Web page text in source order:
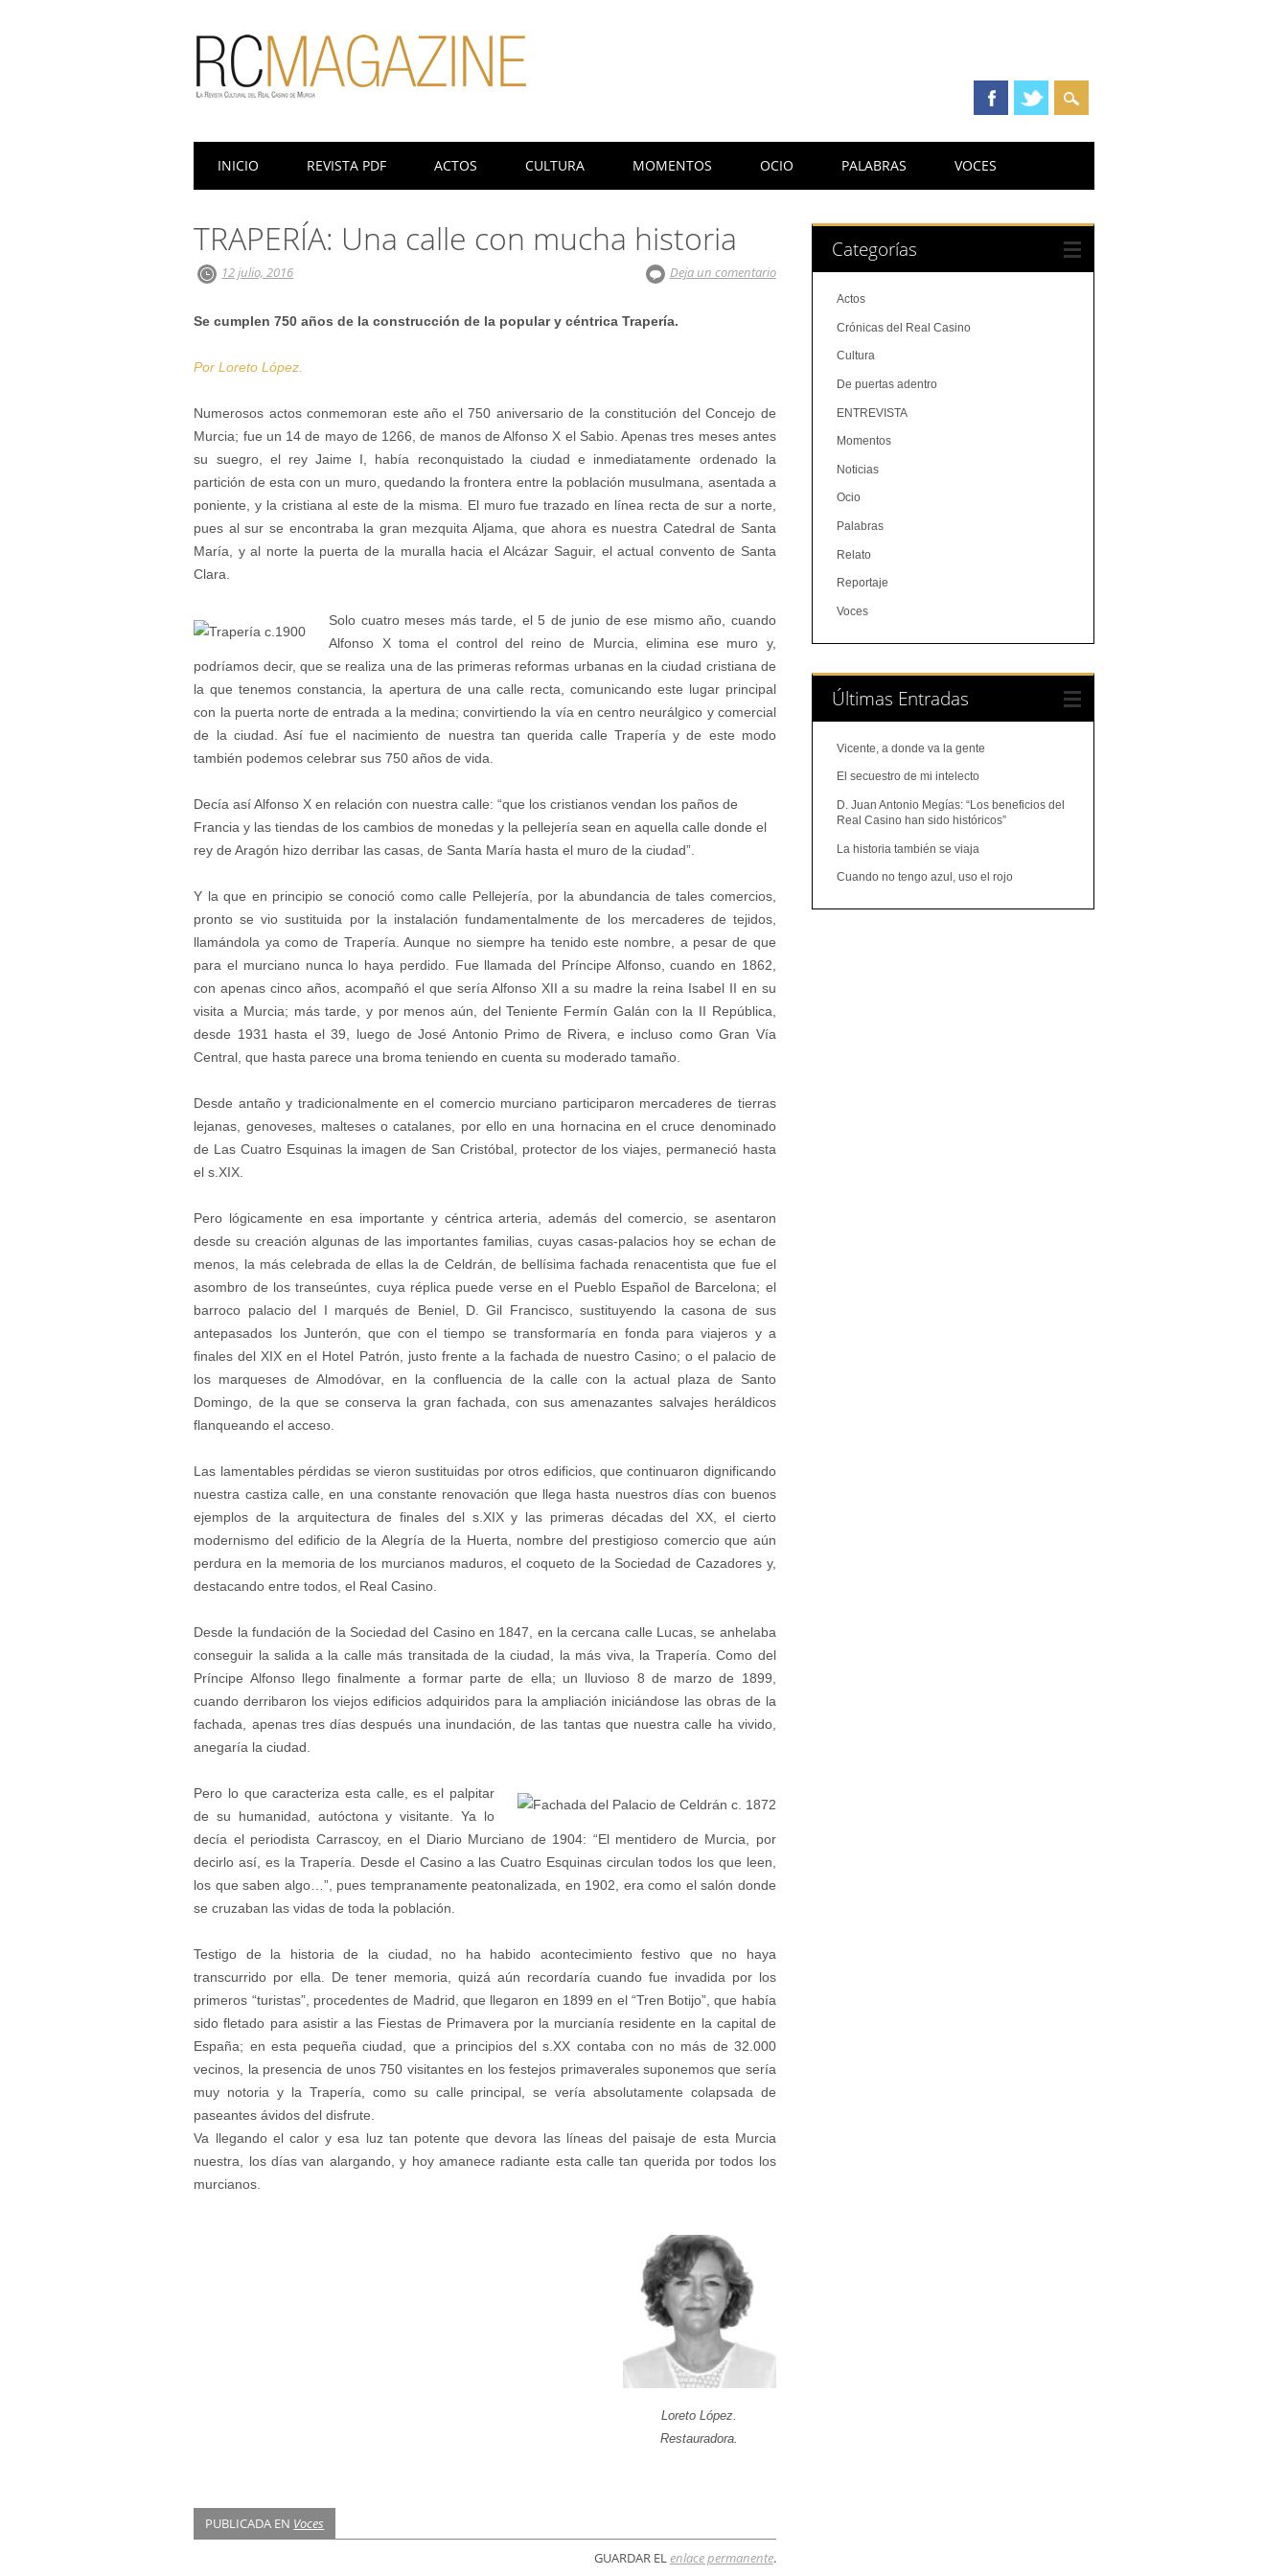
Menú principal
INICIO REVISTA PDF ACTOS CULTURA MOMENTOS OCIO PALABRAS VOCES
TRAPERÍA: Una calle con mucha historia
12 julio, 2016 Deja un comentario
Se cumplen 750 años de la construcción de la popular y céntrica Trapería.
Por Loreto López.
Numerosos actos conmemoran este año el 750 aniversario de la constitución del Concejo de
Murcia; fue un 14 de mayo de 1266, de manos de Alfonso X el Sabio. Apenas tres meses antes
su suegro, el rey Jaime I, había reconquistado la ciudad e inmediatamente ordenado la
partición de esta con un muro, quedando la frontera entre la población musulmana, asentada a
poniente, y la cristiana al este de la misma. El muro fue trazado en línea recta de sur a norte,
pues al sur se encontraba la gran mezquita Aljama, que ahora es nuestra Catedral de Santa
María, y al norte la puerta de la muralla hacia el Alcázar Saguir, el actual convento de Santa
Clara.
Solo cuatro meses más tarde, el 5 de junio de ese mismo año, cuando
Alfonso X toma el control del reino de Murcia, elimina ese muro y,
podríamos decir, que se realiza una de las primeras reformas urbanas en la ciudad cristiana de
la que tenemos constancia, la apertura de una calle recta, comunicando este lugar principal
con la puerta norte de entrada a la medina; convirtiendo la vía en centro neurálgico y comercial
de la ciudad. Así fue el nacimiento de nuestra tan querida calle Trapería y de este modo
también podemos celebrar sus 750 años de vida.
Decía así Alfonso X en relación con nuestra calle: “que los cristianos vendan los paños de
Francia y las tiendas de los cambios de monedas y la pellejería sean en aquella calle donde el
rey de Aragón hizo derribar las casas, de Santa María hasta el muro de la ciudad”.
Y la que en principio se conoció como calle Pellejería, por la abundancia de tales comercios,
pronto se vio sustituida por la instalación fundamentalmente de los mercaderes de tejidos,
llamándola ya como de Trapería. Aunque no siempre ha tenido este nombre, a pesar de que
para el murciano nunca lo haya perdido. Fue llamada del Príncipe Alfonso, cuando en 1862,
con apenas cinco años, acompañó el que sería Alfonso XII a su madre la reina Isabel II en su
visita a Murcia; más tarde, y por menos aún, del Teniente Fermín Galán con la II República,
desde 1931 hasta el 39, luego de José Antonio Primo de Rivera, e incluso como Gran Vía
Central, que hasta parece una broma teniendo en cuenta su moderado tamaño.
Desde antaño y tradicionalmente en el comercio murciano participaron mercaderes de tierras
lejanas, genoveses, malteses o catalanes, por ello en una hornacina en el cruce denominado
de Las Cuatro Esquinas la imagen de San Cristóbal, protector de los viajes, permaneció hasta
el s.XIX.
Pero lógicamente en esa importante y céntrica arteria, además del comercio, se asentaron
desde su creación algunas de las importantes familias, cuyas casas-palacios hoy se echan de
menos, la más celebrada de ellas la de Celdrán, de bellísima fachada renacentista que fue el
asombro de los transeúntes, cuya réplica puede verse en el Pueblo Español de Barcelona; el
barroco palacio del I marqués de Beniel, D. Gil Francisco, sustituyendo la casona de sus
antepasados los Junterón, que con el tiempo se transformaría en fonda para viajeros y a
finales del XIX en el Hotel Patrón, justo frente a la fachada de nuestro Casino; o el palacio de
los marqueses de Almodóvar, en la confluencia de la calle con la actual plaza de Santo
Domingo, de la que se conserva la gran fachada, con sus amenazantes salvajes heráldicos
flanqueando el acceso.
Las lamentables pérdidas se vieron sustituidas por otros edificios, que continuaron dignificando
nuestra castiza calle, en una constante renovación que llega hasta nuestros días con buenos
ejemplos de la arquitectura de finales del s.XIX y las primeras décadas del XX, el cierto
modernismo del edificio de la Alegría de la Huerta, nombre del prestigioso comercio que aún
perdura en la memoria de los murcianos maduros, el coqueto de la Sociedad de Cazadores y,
destacando entre todos, el Real Casino.
Desde la fundación de la Sociedad del Casino en 1847, en la cercana calle Lucas, se anhelaba
conseguir la salida a la calle más transitada de la ciudad, la más viva, la Trapería. Como del
Príncipe Alfonso llego finalmente a formar parte de ella; un lluvioso 8 de marzo de 1899,
cuando derribaron los viejos edificios adquiridos para la ampliación iniciándose las obras de la
fachada, apenas tres días después una inundación, de las tantas que nuestra calle ha vivido,
anegaría la ciudad.
Pero lo que caracteriza esta calle, es el palpitar
de su humanidad, autóctona y visitante. Ya lo
decía el periodista Carrascoy, en el Diario Murciano de 1904: “El mentidero de Murcia, por
decirlo así, es la Trapería. Desde el Casino a las Cuatro Esquinas circulan todos los que leen,
los que saben algo…”, pues tempranamente peatonalizada, en 1902, era como el salón donde
se cruzaban las vidas de toda la población.
Testigo de la historia de la ciudad, no ha habido acontecimiento festivo que no haya
transcurrido por ella. De tener memoria, quizá aún recordaría cuando fue invadida por los
primeros “turistas”, procedentes de Madrid, que llegaron en 1899 en el “Tren Botijo”, que había
sido fletado para asistir a las Fiestas de Primavera por la murcianía residente en la capital de
España; en esta pequeña ciudad, que a principios del s.XX contaba con no más de 32.000
vecinos, la presencia de unos 750 visitantes en los festejos primaverales suponemos que sería
muy notoria y la Trapería, como su calle principal, se vería absolutamente colapsada de
paseantes ávidos del disfrute.
Va llegando el calor y esa luz tan potente que devora las líneas del paisaje de esta Murcia
nuestra, los días van alargando, y hoy amanece radiante esta calle tan querida por todos los
murcianos.
Loreto López.
Restauradora.
PUBLICADA EN Voces
GUARDAR ELenlace permanente.
Categorías
Actos
Crónicas del Real Casino
Cultura
De puertas adentro
ENTREVISTA
Momentos
Noticias
Ocio
Palabras
Relato
Reportaje
Voces
Últimas Entradas
Vicente, a donde va la gente
El secuestro de mi intelecto
D. Juan Antonio Megías: “Los beneficios del
Real Casino han sido históricos”
La historia también se viaja
Cuando no tengo azul, uso el rojo